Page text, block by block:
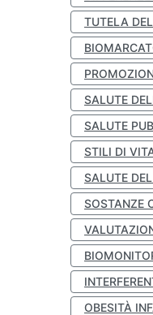
TUTELA
SALUTE
SALUTE
STILI DI
SALUTE
SOSTANZE
OBESITÀ